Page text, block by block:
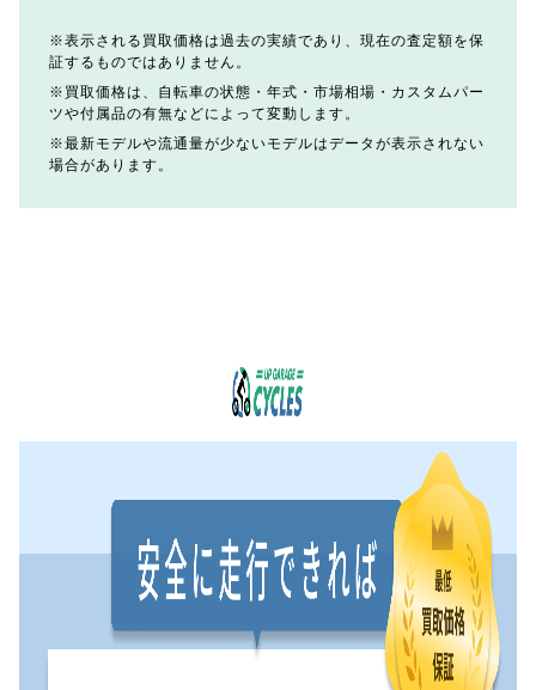
表示される買取価格は過去の実績であり、現在の査定額を保
証するものではありません。
買取価格は、自転車の状態・年式・市場相場・カスタムパー
ツや付属品の有無などによって変動します。
最新モデルや流通量が少ないモデルはデータが表示されない
場合があります。